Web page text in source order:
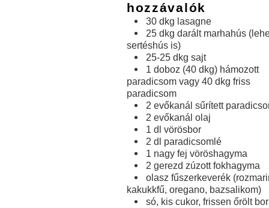
hozzávalók
30 dkg lasagne
25 dkg darált marhahús
sertéshús is)
25-25 dkg sajt
1 doboz (40 dkg) hámozott
paradicsom vagy 40 dkg friss
paradicsom
2 evőkanál sűrített
2 evőkanál olaj
1 dl vörösbor
2 dl paradicsomlé
1 nagy fej vöröshagyma
2 gerezd zúzott fokhagyma
olasz fűszerkeverék
kakukkfű, oregano, bazsalikom)
só, kis cukor, frissen őrölt